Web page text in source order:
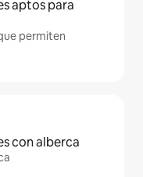
aptos para
permiten
con alberca